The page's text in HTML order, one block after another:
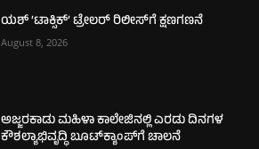
ಯಶ್ ‘ಟಾಕ್ಸಿಕ್’ ಟ್ರೇಲರ್ ರಿಲೀಸ್‌ಗೆ ಕ್ಷಣಗಣನೆ
August 8, 2026
ಅಜ್ಜರಕಾಡು ಮಹಿಳಾ ಕಾಲೇಜಿನಲ್ಲಿ ಎರಡು ದಿನಗಳ
ಕೌಶಲ್ಯಾಭಿವೃದ್ಧಿ ಬೂಟ್‌ಕ್ಯಾಂಪ್‌ಗೆ ಚಾಲನೆ